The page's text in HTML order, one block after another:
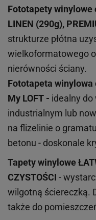
Fototapety winylowe
LINEN (290g),
strukturze płótna
wielkoformatowego
nierówności ściany.
Fototapeta winylowa
My LOFT - idealny
industrialnym lub
na flizelinie o
betonu - doskonale
Tapety winylowe
CZYSTOŚCI -
wilgotną ściereczką.
także do